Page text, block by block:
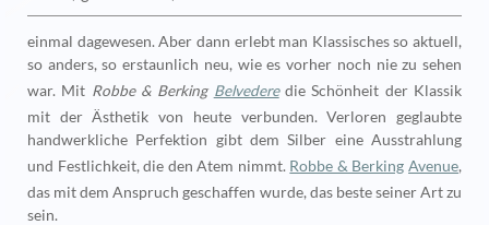
einmal dagewesen. Aber dann erlebt man Klassisches so aktuell,
so anders, so erstaunlich neu, wie es vorher noch nie zu sehen
war. Mit Robbe & Berking Belvederedie Schönheit der Klassik
mit der Ästhetik von heute verbunden. Verloren geglaubte
handwerkliche Perfektion gibt dem Silber eine Ausstrahlung
und Festlichkeit, die den Atem nimmt. Robbe & Berking Avenue,
das mit dem Anspruch geschaffen wurde, das beste seiner Art zu
sein.